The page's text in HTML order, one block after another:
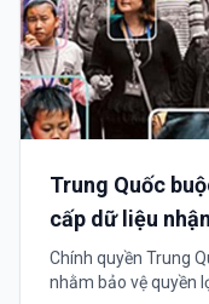
Trung Quốc
cấp dữ liệu
Chính quyền Trung
nhằm bảo vệ quyền